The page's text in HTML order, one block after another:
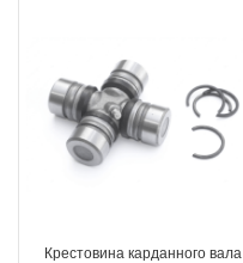
Крестовина карданного вала